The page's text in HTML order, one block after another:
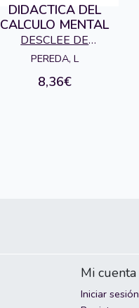
DIDACTICA DEL
CALCULO MENTAL
DESCLEE DE
BROUWER S.A.,
EDITORIAL
PEREDA, L
8,36€
Mi cuenta
Iniciar sesión